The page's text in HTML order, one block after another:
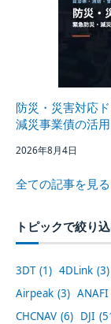
防災・災害対応
減災事業債の活
2026年8月4日
全ての記事を見
トピックで絞り
3DT (1) 4DLink (3)
Airpeak (3) ANAFI
CHCNAV (6) DJI